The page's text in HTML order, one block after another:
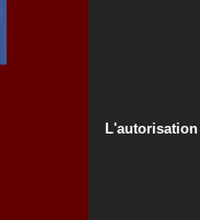
L'autorisation